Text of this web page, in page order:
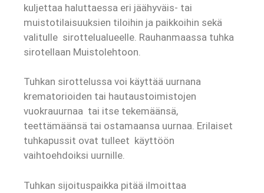
kuljettaa haluttaessa eri jäähyväis- tai
muistotilaisuuksien tiloihin ja paikkoihin sekä
valitulle sirottelualueelle. Rauhanmaassa tuhka
sirotellaan Muistolehtoon.
Tuhkan sirottelussa voi käyttää uurnana
krematorioiden tai hautaustoimistojen
vuokrauurnaa tai itse tekemäänsä,
teettämäänsä tai ostamaansa uurnaa. Erilaiset
tuhkapussit ovat tulleet käyttöön
vaihtoehdoiksi uurnille.
Tuhkan sijoituspaikka pitää ilmoittaa